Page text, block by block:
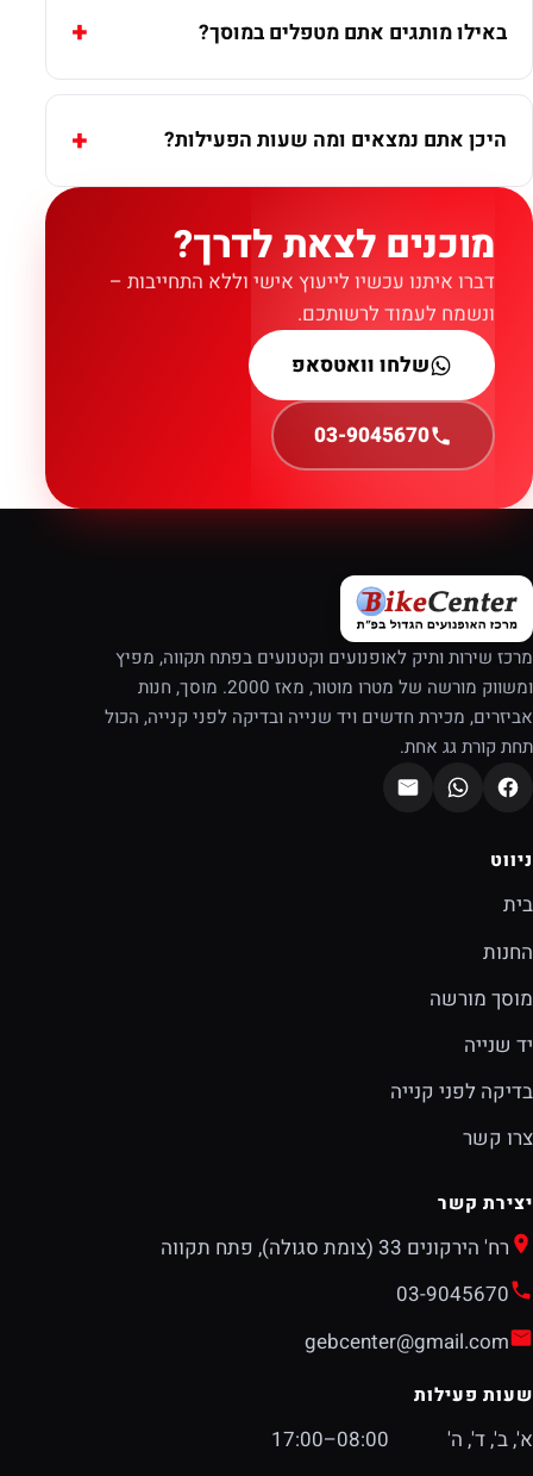
באילו מותגים אתם מטפלים במוסך?
היכן אתם נמצאים ומה שעות הפעילות?
מוכנים לצאת לדרך?
דברו איתנו עכשיו לייעוץ אישי וללא התחייבות –
ונשמח לעמוד לרשותכם.
שלחו וואטסאפ
03-9045670
מרכז שירות ותיק לאופנועים וקטנועים בפתח תקווה, מפיץ
ומשווק מורשה של מטרו מוטור, מאז 2000. מוסך, חנות
אביזרים, מכירת חדשים ויד שנייה ובדיקה לפני קנייה, הכול
תחת קורת גג אחת.
ניווט
בית
החנות
מוסך מורשה
יד שנייה
בדיקה לפני קנייה
צרו קשר
יצירת קשר
רח' הירקונים 33 (צומת סגולה), פתח תקווה
03-9045670
gebcenter@gmail.com
שעות פעילות
א', ב', ד', ה'
08:00–17:00